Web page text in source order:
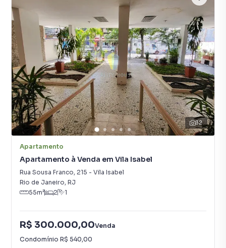
32
Apartamento
Apartamento à Venda em Vila Isabel
Rua Sousa Franco, 215 - Vila Isabel
Rio de Janeiro, RJ
55m² 2 1
R$ 300.000,00Venda
Condomínio R$ 540,00